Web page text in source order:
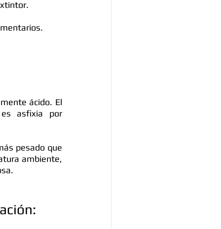
ácido. El
asfixia por
pesado que
ambiente,